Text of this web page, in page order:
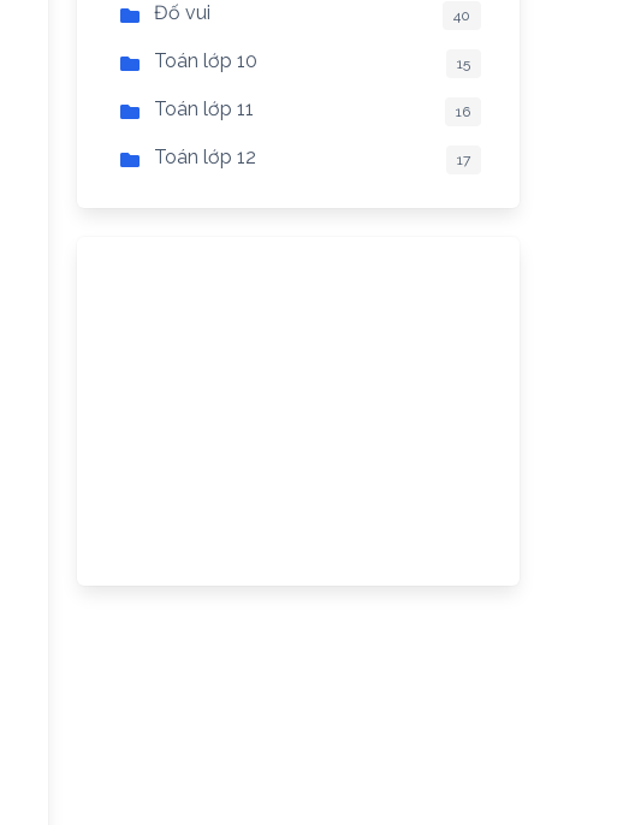
Đố vui 40
Toán lớp 10 15
Toán lớp 11 16
Toán lớp 12 17